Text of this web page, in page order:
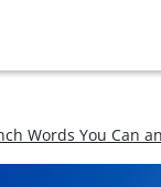
Words You Can